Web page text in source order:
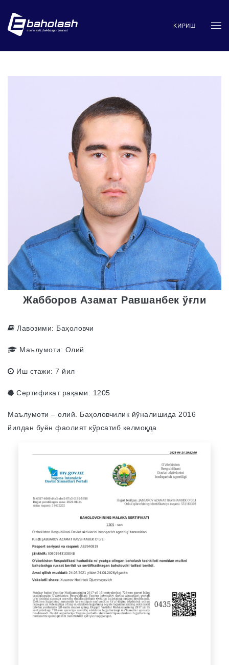
КИРИШ
Жабборов Азамат Равшанбек ўғли
Лавозими: Баҳоловчи
Маълумоти: Олий
Иш стажи: 7 йил
Сертификат рақами: 1205
Маълумоти – олий. Баҳоловчилик йўналишида 2016
йилдан буён фаолият кўрсатиб келмоқда